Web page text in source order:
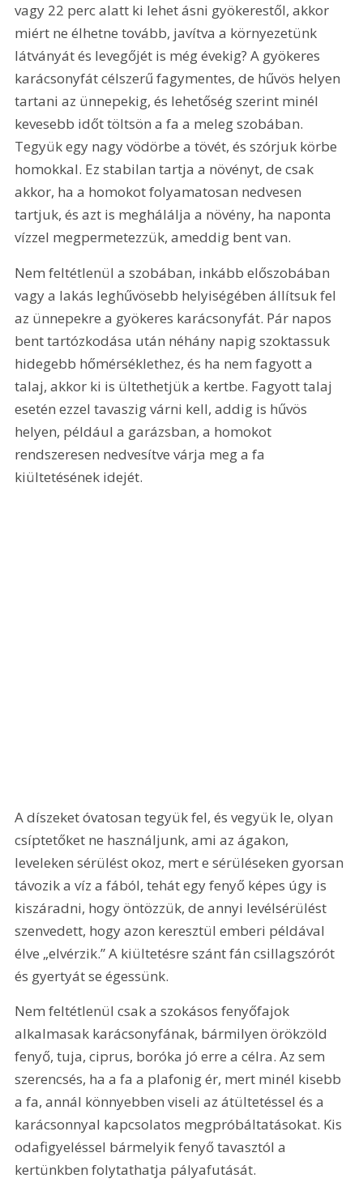
vagy 22 perc alatt ki lehet ásni gyökerestől, akkor
miért ne élhetne tovább, javítva a környezetünk
látványát és levegőjét is még évekig? A gyökeres
karácsonyfát célszerű fagymentes, de hűvös helyen
tartani az ünnepekig, és lehetőség szerint minél
kevesebb időt töltsön a fa a meleg szobában.
Tegyük egy nagy vödörbe a tövét, és szórjuk körbe
homokkal. Ez stabilan tartja a növényt, de csak
akkor, ha a homokot folyamatosan nedvesen
tartjuk, és azt is meghálálja a növény, ha naponta
vízzel megpermetezzük, ameddig bent van.
Nem feltétlenül a szobában, inkább előszobában
vagy a lakás leghűvösebb helyiségében állítsuk fel
az ünnepekre a gyökeres karácsonyfát. Pár napos
bent tartózkodása után néhány napig szoktassuk
hidegebb hőmérséklethez, és ha nem fagyott a
talaj, akkor ki is ültethetjük a kertbe. Fagyott talaj
esetén ezzel tavaszig várni kell, addig is hűvös
helyen, például a garázsban, a homokot
rendszeresen nedvesítve várja meg a fa
kiültetésének idejét.
A díszeket óvatosan tegyük fel, és vegyük le, olyan
csíptetőket ne használjunk, ami az ágakon,
leveleken sérülést okoz, mert e sérüléseken gyorsan
távozik a víz a fából, tehát egy fenyő képes úgy is
kiszáradni, hogy öntözzük, de annyi levélsérülést
szenvedett, hogy azon keresztül emberi példával
élve „elvérzik.” A kiültetésre szánt fán csillagszórót
és gyertyát se égessünk.
Nem feltétlenül csak a szokásos fenyőfajok
alkalmasak karácsonyfának, bármilyen örökzöld
fenyő, tuja, ciprus, boróka jó erre a célra. Az sem
szerencsés, ha a fa a plafonig ér, mert minél kisebb
a fa, annál könnyebben viseli az átültetéssel és a
karácsonnyal kapcsolatos megpróbáltatásokat. Kis
odafigyeléssel bármelyik fenyő tavasztól a
kertünkben folytathatja pályafutását.